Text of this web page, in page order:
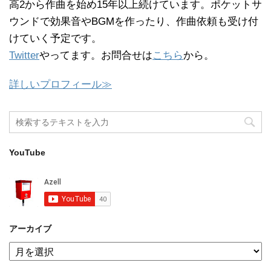
高2から作曲を始め15年以上続けています。ポケットサ
ウンドで効果音やBGMを作ったり、作曲依頼も受け付
けていく予定です。
Twitterやってます。お問合せはこちらから。
詳しいプロフィール≫
YouTube
アーカイブ
ア
ー